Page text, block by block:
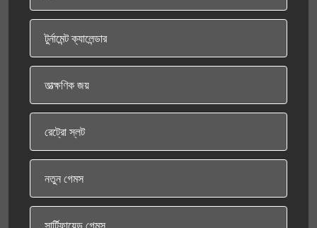
টুর্নামেন্ট ক্যালেন্ডার
তাত্ক্ষণিক জয়
রেট্রো স্লট
নতুন গেমস